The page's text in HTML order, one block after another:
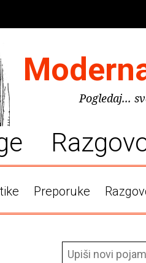
Pogledaj...
Preporuke